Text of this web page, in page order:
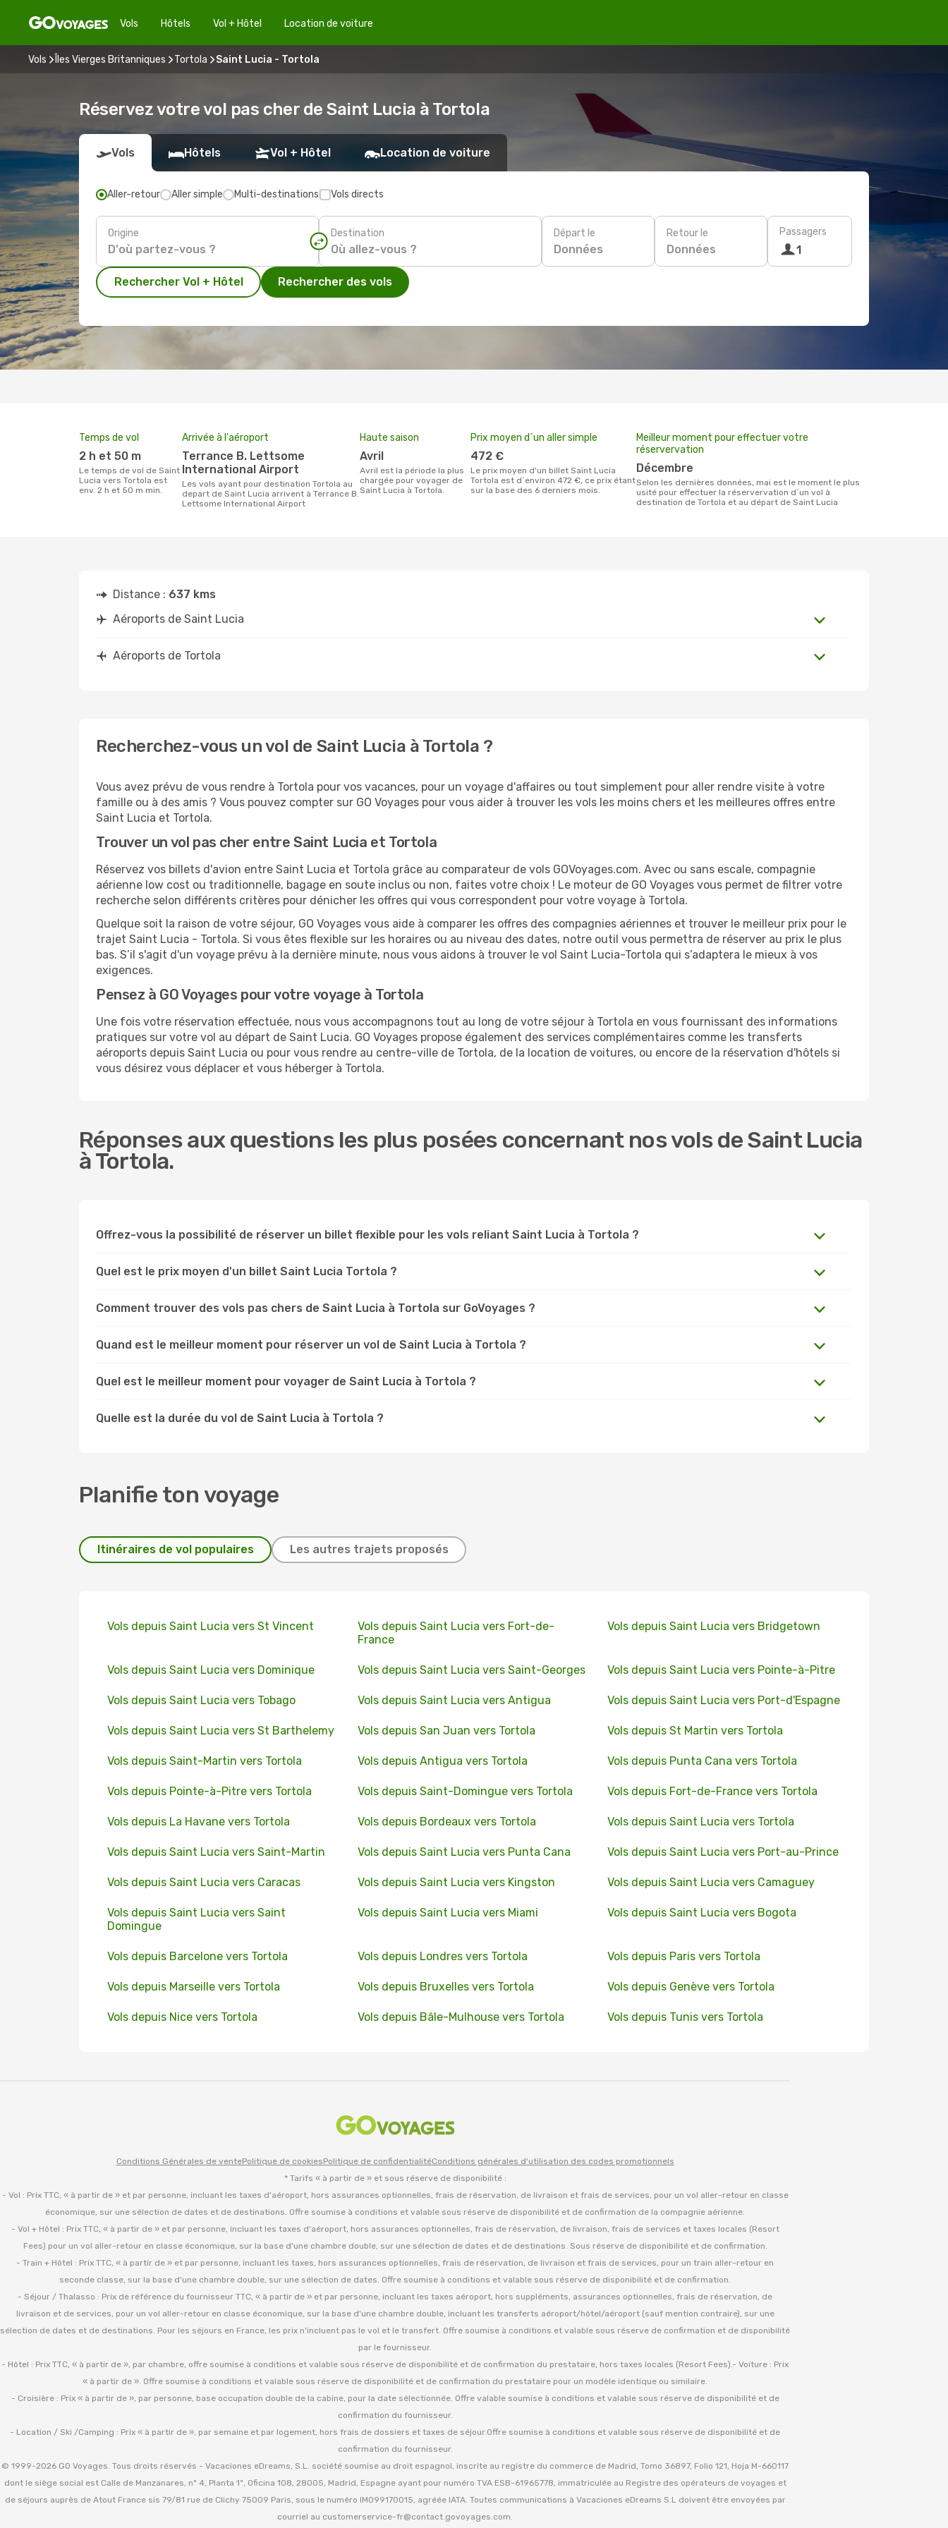
Vols Hôtels Vol + Hôtel Location de voiture
Vols Îles Vierges Britanniques Tortola Saint Lucia - Tortola
Réservez votre vol pas cher de Saint Lucia à Tortola
Vols Hôtels Vol + Hôtel Location de voiture
Aller-retour Aller simple Multi-destinations Vols directs
Origine Destination Départ le
Données
Retour le
Données
Passagers
1
Rechercher Vol + Hôtel Rechercher des vols
Temps de vol
2 h et 50 m
Le temps de vol de Saint
Lucia vers Tortola est
env. 2 h et 50 m min.
Arrivée à l'aéroport
Terrance B. Lettsome
International Airport
Les vols ayant pour destination Tortola au
depart de Saint Lucia arrivent à Terrance B.
Lettsome International Airport
Haute saison
avril
avril est la période la plus
chargée pour voyager de
Saint Lucia à Tortola.
Prix moyen d´un aller simple
472 €
Le prix moyen d'un billet Saint Lucia
Tortola est d´environ 472 €, ce prix étant
sur la base des 6 derniers mois.
Meilleur moment pour effectuer votre
réservervation
décembre
Selon les dernières données, mai est le moment le plus
usité pour effectuer la réservervation d´un vol à
destination de Tortola et au départ de Saint Lucia
Distance : 637 kms
Aéroports de Saint Lucia
Aéroports de Tortola
Recherchez-vous un vol de Saint Lucia à Tortola ?
Vous avez prévu de vous rendre à Tortola pour vos vacances, pour un voyage d'affaires ou tout simplement pour aller rendre visite à votre
famille ou à des amis ? Vous pouvez compter sur GO Voyages pour vous aider à trouver les vols les moins chers et les meilleures offres entre
Saint Lucia et Tortola.
Trouver un vol pas cher entre Saint Lucia et Tortola
Réservez vos billets d'avion entre Saint Lucia et Tortola grâce au comparateur de vols GOVoyages.com. Avec ou sans escale, compagnie
aérienne low cost ou traditionnelle, bagage en soute inclus ou non, faites votre choix ! Le moteur de GO Voyages vous permet de filtrer votre
recherche selon différents critères pour dénicher les offres qui vous correspondent pour votre voyage à Tortola.
Quelque soit la raison de votre séjour, GO Voyages vous aide à comparer les offres des compagnies aériennes et trouver le meilleur prix pour le
trajet Saint Lucia - Tortola. Si vous êtes flexible sur les horaires ou au niveau des dates, notre outil vous permettra de réserver au prix le plus
bas. S’il s'agit d'un voyage prévu à la dernière minute, nous vous aidons à trouver le vol Saint Lucia-Tortola qui s’adaptera le mieux à vos
exigences.
Pensez à GO Voyages pour votre voyage à Tortola
Une fois votre réservation effectuée, nous vous accompagnons tout au long de votre séjour à Tortola en vous fournissant des informations
pratiques sur votre vol au départ de Saint Lucia. GO Voyages propose également des services complémentaires comme les transferts
aéroports depuis Saint Lucia ou pour vous rendre au centre-ville de Tortola, de la location de voitures, ou encore de la réservation d'hôtels si
vous désirez vous déplacer et vous héberger à Tortola.
Réponses aux questions les plus posées concernant nos vols de Saint Lucia
à Tortola.
Offrez-vous la possibilité de réserver un billet flexible pour les vols reliant Saint Lucia à Tortola ?
Quel est le prix moyen d'un billet Saint Lucia Tortola ?
Comment trouver des vols pas chers de Saint Lucia à Tortola sur GoVoyages ?
Quand est le meilleur moment pour réserver un vol de Saint Lucia à Tortola ?
Quel est le meilleur moment pour voyager de Saint Lucia à Tortola ?
Quelle est la durée du vol de Saint Lucia à Tortola ?
Planifie ton voyage
Itinéraires de vol populaires Les autres trajets proposés
Vols depuis Saint Lucia vers St Vincent
Vols depuis Saint Lucia vers Fort-de-
France
Vols depuis Saint Lucia vers Bridgetown
Vols depuis Saint Lucia vers Dominique Vols depuis Saint Lucia vers Saint-Georges Vols depuis Saint Lucia vers Pointe-à-Pitre
Vols depuis Saint Lucia vers Tobago Vols depuis Saint Lucia vers Antigua Vols depuis Saint Lucia vers Port-d'Espagne
Vols depuis Saint Lucia vers St Barthelemy Vols depuis San Juan vers Tortola Vols depuis St Martin vers Tortola
Vols depuis Saint-Martin vers Tortola Vols depuis Antigua vers Tortola Vols depuis Punta Cana vers Tortola
Vols depuis Pointe-à-Pitre vers Tortola Vols depuis Saint-Domingue vers Tortola Vols depuis Fort-de-France vers Tortola
Vols depuis La Havane vers Tortola Vols depuis Bordeaux vers Tortola Vols depuis Saint Lucia vers Tortola
Vols depuis Saint Lucia vers Saint-Martin Vols depuis Saint Lucia vers Punta Cana Vols depuis Saint Lucia vers Port-au-Prince
Vols depuis Saint Lucia vers Caracas Vols depuis Saint Lucia vers Kingston Vols depuis Saint Lucia vers Camaguey
Vols depuis Saint Lucia vers Saint
Domingue
Vols depuis Saint Lucia vers Miami Vols depuis Saint Lucia vers Bogota
Vols depuis Barcelone vers Tortola Vols depuis Londres vers Tortola Vols depuis Paris vers Tortola
Vols depuis Marseille vers Tortola Vols depuis Bruxelles vers Tortola Vols depuis Genève vers Tortola
Vols depuis Nice vers Tortola Vols depuis Bâle-Mulhouse vers Tortola Vols depuis Tunis vers Tortola
Conditions Générales de ventePolitique de cookiesPolitique de confidentialitéConditions générales d'utilisation des codes promotionnels
* Tarifs « à partir de » et sous réserve de disponibilité :
- Vol : Prix TTC, « à partir de » et par personne, incluant les taxes d'aéroport, hors assurances optionnelles, frais de réservation, de livraison et frais de services, pour un vol aller-retour en classe
économique, sur une sélection de dates et de destinations. Offre soumise à conditions et valable sous réserve de disponibilité et de confirmation de la compagnie aérienne.
- Vol + Hôtel : Prix TTC, « à partir de » et par personne, incluant les taxes d'aéroport, hors assurances optionnelles, frais de réservation, de livraison, frais de services et taxes locales (Resort
Fees) pour un vol aller-retour en classe économique, sur la base d'une chambre double, sur une sélection de dates et de destinations. Sous réserve de disponibilité et de confirmation.
- Train + Hôtel : Prix TTC, « à partir de » et par personne, incluant les taxes, hors assurances optionnelles, frais de réservation, de livraison et frais de services, pour un train aller-retour en
seconde classe, sur la base d'une chambre double, sur une sélection de dates. Offre soumise à conditions et valable sous réserve de disponibilité et de confirmation.
- Séjour / Thalasso : Prix de référence du fournisseur TTC, « à partir de » et par personne, incluant les taxes aéroport, hors suppléments, assurances optionnelles, frais de réservation, de
livraison et de services, pour un vol aller-retour en classe économique, sur la base d'une chambre double, incluant les transferts aéroport/hôtel/aéroport (sauf mention contraire), sur une
sélection de dates et de destinations. Pour les séjours en France, les prix n'incluent pas le vol et le transfert. Offre soumise à conditions et valable sous réserve de confirmation et de disponibilité
par le fournisseur.
- Hôtel : Prix TTC, « à partir de », par chambre, offre soumise à conditions et valable sous réserve de disponibilité et de confirmation du prestataire, hors taxes locales (Resort Fees).- Voiture : Prix
« à partir de ». Offre soumise à conditions et valable sous réserve de disponibilité et de confirmation du prestataire pour un modèle identique ou similaire.
- Croisière : Prix « à partir de », par personne, base occupation double de la cabine, pour la date sélectionnée. Offre valable soumise à conditions et valable sous réserve de disponibilité et de
confirmation du fournisseur.
- Location / Ski /Camping : Prix « à partir de », par semaine et par logement, hors frais de dossiers et taxes de séjour.Offre soumise à conditions et valable sous réserve de disponibilité et de
confirmation du fournisseur.
© 1999-2026 GO Voyages. Tous droits réservés - Vacaciones eDreams, S.L. société soumise au droit espagnol, inscrite au registre du commerce de Madrid, Tomo 36897, Folio 121, Hoja M-660117
dont le siège social est Calle de Manzanares, nº 4, Planta 1º, Oficina 108, 28005, Madrid, Espagne ayant pour numéro TVA ESB-61965778, immatriculée au Registre des opérateurs de voyages et
de séjours auprès de Atout France sis 79/81 rue de Clichy 75009 Paris, sous le numéro IM099170015, agréée IATA. Toutes communications à Vacaciones eDreams S.L doivent être envoyées par
courriel au customerservice-fr@contact.govoyages.com